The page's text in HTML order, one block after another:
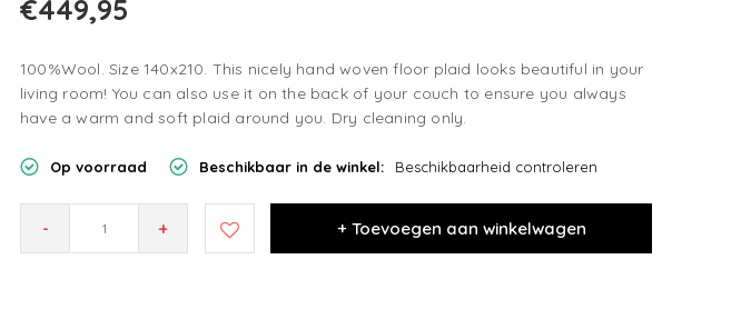
€449,95
100%Wool. Size 140x210. This nicely hand woven floor plaid looks beautiful in your
living room! You can also use it on the back of your couch to ensure you always
have a warm and soft plaid around you. Dry cleaning only.
Op voorraad Beschikbaar in de winkel: Beschikbaarheid controleren
- + + Toevoegen aan winkelwagen